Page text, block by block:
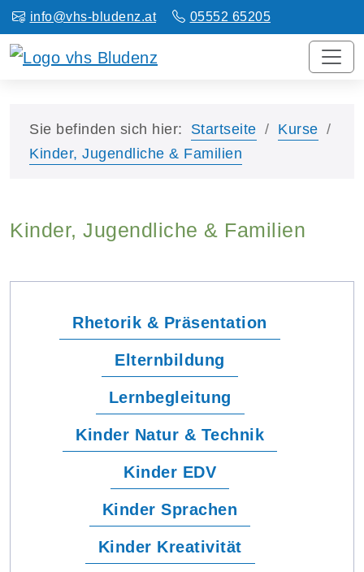
info@vhs-bludenz.at 05552 65205
Sie befinden sich hier: Startseite
Kurse
Kinder, Jugendliche & Familien
Kinder, Jugendliche & Familien
Rhetorik & Präsentation
Elternbildung
Lernbegleitung
Kinder Natur & Technik
Kinder EDV
Kinder Sprachen
Kinder Kreativität